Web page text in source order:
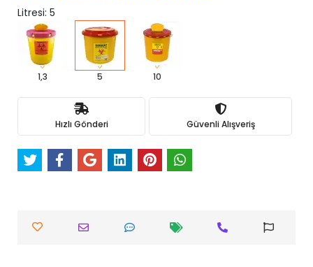
Litresi: 5
1,3 5 10
Hızlı Gönderi Güvenli Alışveriş